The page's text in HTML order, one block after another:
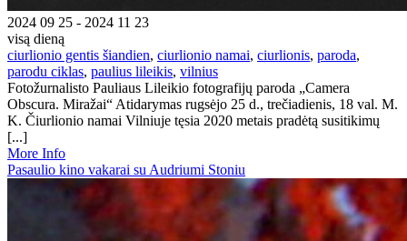
2024 09 25 - 2024 11 23
visą dieną
ciurlionio gentis šiandien, ciurlionio namai, ciurlionis, paroda,
parodu ciklas, paulius lileikis, vilnius
Fotožurnalisto Pauliaus Lileikio fotografijų paroda „Camera
Obscura. Miražai“ Atidarymas rugsėjo 25 d., trečiadienis, 18 val. M.
K. Čiurlionio namai Vilniuje tęsia 2020 metais pradėtą susitikimų
[...]
More Info
Pasaulio kino vakarai su Audriumi Stoniu